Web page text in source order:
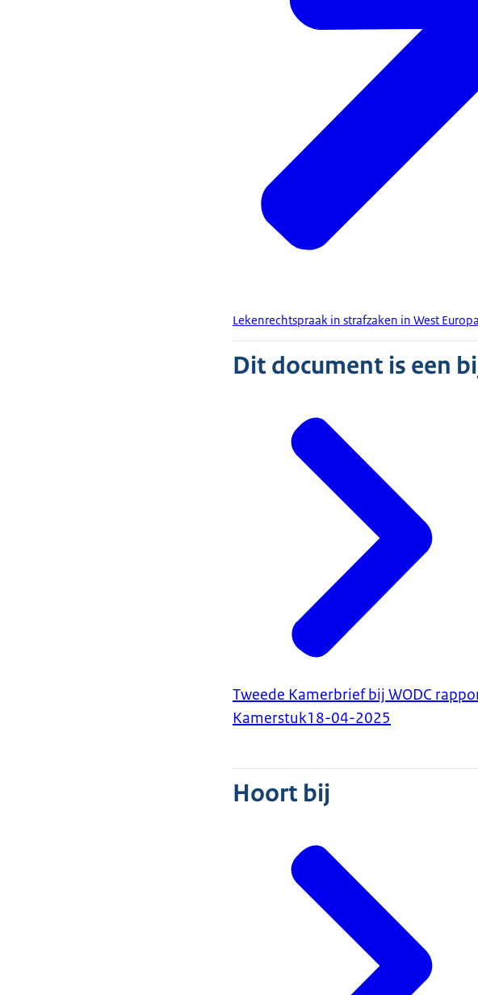
Lekenrechtspraak in strafzaken in West
Dit document is een
Tweede Kamerbrief bij WODC
Kamerstuk18-04-2025
Hoort bij